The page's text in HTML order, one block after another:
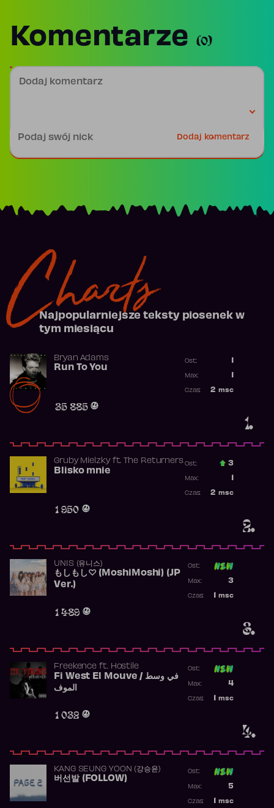
Komentarze (0)
Dodaj komentarz
Dodaj komentarz
Charts
Najpopularniejsze teksty piosenek w
tym miesiącu
1.
Bryan Adams
Run To You
35 885
Ost.:
Max:
2 msc
Czas:
2.
Gruby Mielzkyft. The Returners
Blisko mnie
1 950
Ost.: 3
Max:
2 msc
Czas:
3.
UNIS (유니스)
もしもし♡ (MoshiMoshi) (JP
Ver.)
1 489
Ost:
3
Max:
msc
Czas:
4.
Freekence ft. Hostile
Fi West El Mouve / في وسط
الموف
1 032
Ost:
4
Max:
msc
Czas:
KANG SEUNG YOON (강승윤)
버선발 (FOLLOW)
Ost:
5
Max:
msc
Czas: